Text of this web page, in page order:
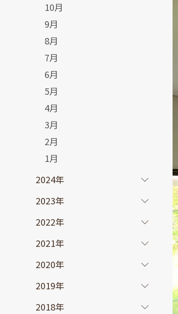
10月
9月
8月
7月
6月
5月
4月
3月
2月
1月
2024年
2023年
2022年
2021年
2020年
2019年
2018年